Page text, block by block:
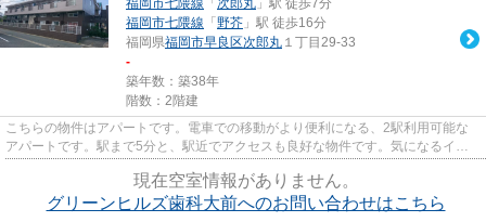
福岡市七隈線 「 次郎丸 」駅 徒歩7分
福岡市七隈線 「 野芥 」駅 徒歩16分
福岡県福岡市早良区次郎丸 １丁目29-33
-
築年数：築38年
階数：2階建
こちらの物件はアパートです。電車での移動がより便利になる、2駅利用可能な
アパートです。駅まで5分と、駅近でアクセスも良好な物件です。気になるイチ
現在空室情報がありません。
グリーンヒルズ歯科大前へのお問い合わせはこちら